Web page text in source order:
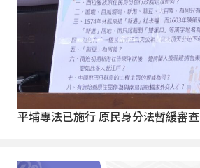
平埔專法已施行 原民身分法暫緩審查